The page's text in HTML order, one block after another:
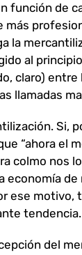
función de
más
la
al
claro) entre
llamadas
Si,
“ahora el
colmo nos
economía de
ese motivo,
tendencia.
del